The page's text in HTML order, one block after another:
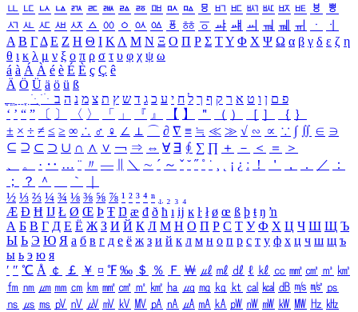
ㅥ ㅦ ㅧ ㅨ ㅩ ㅪ ㅫ ㅬ ㅭ ㅮ ㅯ ㅰ ㅱ ㅲ ㅳ ㅴ ㅵ ㅶ ㅷ ㅸ
ㅹ
ㅺ ㅻ ㅼ ㅽ ㅾ ㅿ ㆀ ㆁ ㆂ ㆃ ㆄ ㆅ ㆆ ㆇ ㆈ ㆉ ㆊ ㆋ ㆌ ㆍ
ㆎ
Α Β ΓΔ Ε Ζ Η Θ Ι ΚΛ Μ Ν Ξ Ο Π Ρ Σ ΤΥ Φ Χ Ψ Ω α β γ δ ε ζ η
θ ι κ λ μ ν ξ ο π ρ σ τ υ φ χ ψ ω
á à Á À é è É È ç Ç ê
Ä Ö Ü ä ö ü ß
ִֶֹ ֻּ ׁׂ פ ם ן ו ט א ר ק ף ך ל ח י ע כ ג ד ש ץ ת צ מ נ ה ב
‘ ’ “ ” 〔 〕 〈 〉 「 」 『 』 【 】 ＂ （ ） ［ ］ ｛ ｝
± × ÷ ≠ ≤ ≥ ∞ ∴ ♂ ♀ ∠ ⊥ ⌒ ∂ ∇ ≡ ≒ ≪ ≫ √ ∽ ∝ ∵ ∫ ∬ ∈ ∋
⊆ ⊇ ⊂ ⊃ ∪ ∩ ∧ ∨ ￢ ⇒ ⇔ ∀ ∃ ∮ ∑ ∏ ＋ － ＜ ＝
＞
、
。 · ‥ … ¨ 〃 ― ＼ ∼ ´ ～ ˇ ˘ ˝ ˚ ˙ ¸ ¡ ¿ ː ！ ＇ ， ． ／
：
；
？ ＾ ｀
½ ⅓ ⅔ ¼ ¾ ⅛ ⅜ ⅝ ⅞ ¹ ² ³ ⁴ ⁿ ₁ ₂ ₃ ₄
Æ Ð Ħ Ĳ Ł Ø Œ Þ Ŧ Ŋ æ đ ð ħ ı ĳ ĸ ŀ ł ø œ ß þ ŧ ŋ ŉ
А Б В Г Д Е Ё Ж З И Й К Л М Н О П Р С Т У Ф Х Ц Ч Ш Щ Ъ
Ы Ь Э Ю Я а б в г д е ё ж з и й к л м н о п р с т у ф х ц ч ш щ ъ
ы ь э ю я
′ ″ ℃ Å ￠ ￡ ￥ ¤ ℉ ‰ ＄ ％ Ｆ ￦ ㎕ ㎖ ㎗ ℓ ㎘ ㏄ ㎣ ㎤ ㎥ ㎦
㎙ ㎚ ㎛ ㎜ ㎝ ㎞ ㎟ ㎠ ㎡ ㎢ ㏊ ㎍ ㎎ ㎏ ㏏ ㎈ ㎉ ㏈ ㎧ ㎨ ㎰
㎱ ㎲ ㎳ ㎴ ㎵ ㎶ ㎷ ㎸ ㎹ ㎀ ㎁ ㎂ ㎃ ㎄ ㎺ ㎻ ㎽ ㎾ ㎿ ㎐ ㎑